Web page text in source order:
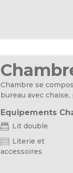
Chambre se
bureau avec
Equipements
Lit double
Literie et
accessoires